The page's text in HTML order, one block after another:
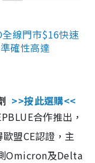
線門市$16快速
確性高達
>>按此選購<<
合作推出，
盟CE認證，主
Omicron及Delta